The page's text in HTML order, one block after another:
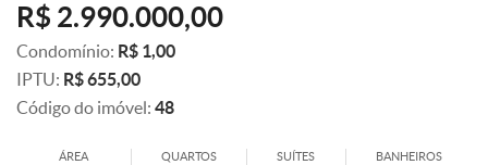
R$ 2.990.000,00
Condomínio: R$ 1,00
IPTU: R$ 655,00
Código do imóvel: 48
ÁREA QUARTOS SUÍTES BANHEIROS